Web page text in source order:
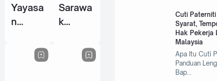
Yayasa
n
n Johor
Sarawa
k
Perfor
Cuti
Syarat,
Hak Pekerja
Malaysia
Apa Itu Cuti
Panduan
Bap…